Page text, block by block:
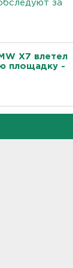
за
X7 влетел
площадку -
8 км на